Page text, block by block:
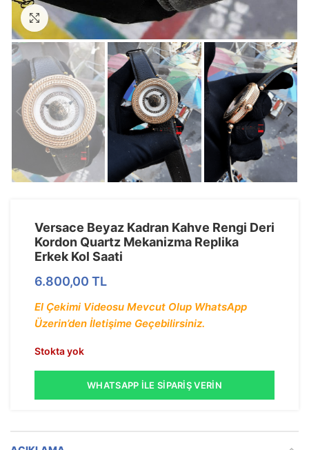
Görseli Büyütün
Versace Beyaz Kadran Kahve Rengi Deri
Kordon Quartz Mekanizma Replika
Erkek Kol Saati
6.800,00 TL
El Çekimi Videosu Mevcut Olup WhatsApp
Üzerin’den İletişime Geçebilirsiniz.
Stokta yok
WHATSAPP İLE SIPARIŞ VERIN